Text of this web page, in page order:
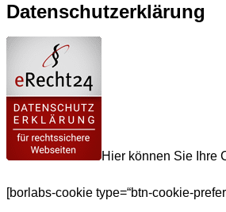
Datenschutzerklärung
Hier können Sie Ihre
[borlabs-cookie type=“btn-cookie-